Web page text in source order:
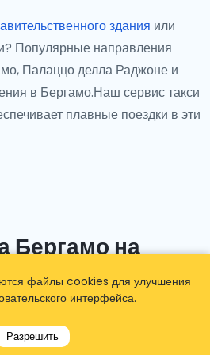
здания или
Популярные направления
Палаццо делла Раджоне и
в Бергамо.Наш сервис такси
плавные поездки в эти
Бергамо на
как Бергамский
файлы cookies для улучшения
интерфейса.
Разрешить